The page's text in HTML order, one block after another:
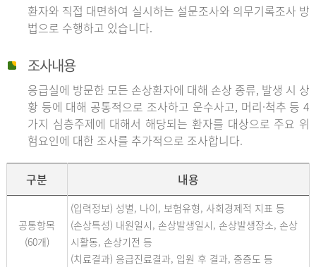
환자와 직접 대면하여 실시하는 설문조사와 의무기록조사 방
법으로 수행하고 있습니다.
조사내용
응급실에 방문한 모든 손상환자에 대해 손상 종류, 발생 시 상
황 등에 대해 공통적으로 조사하고 운수사고, 머리·척추 등 4
가지 심층주제에 대해서 해당되는 환자를 대상으로 주요 위
험요인에 대한 조사를 추가적으로 조사합니다.
구분 내용
공통항목
(60개)
(입력정보) 성별, 나이, 보험유형, 사회경제적 지표 등
(손상특성) 내원일시, 손상발생일시, 손상발생장소, 손상
시활동, 손상기전 등
(치료결과) 응급진료결과, 입원 후 결과, 중증도 등